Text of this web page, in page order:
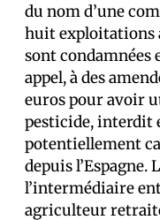
du nom d’une
huit exploitations
sont condamnées
appel, à des
euros pour avoir
pesticide, interdit
potentiellement
depuis
l’intermédiaire
agriculteur